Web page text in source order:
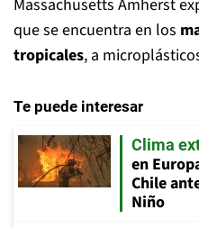
Massachusetts Amherst
que se encuentra en los
tropicales, a
Te puede interesar
Clima
en
Chile
Niño